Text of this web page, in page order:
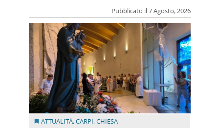
Pubblicato il 7 Agosto, 2026
ATTUALITÀ,CARPI,CHIESA